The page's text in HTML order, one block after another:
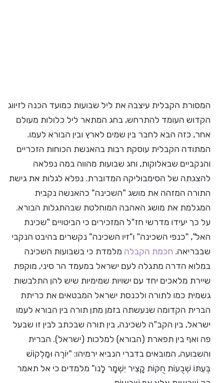
המסורת הקבלית עיצבה את ליל שבועות כמועד הכנה לזיווג
הקדוש העומד להתרחש, בחג המתאר ליל כלולות מעולם
אחר, כזה הבא לחבר בין שמים לארץ ובין הבורא לעמו.
המתודה הקבלית עוסקת רבות בהאנשת הכוחות הזכריים
והנקביים שבאלוקות, וחג שבועות מהווה במה נפלאה
להצגתה של הסימבוליקה המדוברת. נפלא לגלות את גישת
התורה המזהה את מושג "השכינה" כהאנשה נקבית
המגלמת את מושג האהבה המוחלטת שבהתגלות הבורא.
על כך יעידו מדרשי חז"ל המזכירים כי הביטויים "שכינת
האל", "כנפי השכינה" ו"זיו השכינה" נקשרים בהיבט הנקבי
שבבריאה. חכמת הקבלה מלמדת כי בשבועות השכינה
במלוא הדרה מתגלה לעם ישראל במעמד הר סיני, מוקפת
שיירת מלאכים יחד עם ישויות שמימיות שיש להן התלבשות
גשמית כמו לתורה ולכנסת ישראל המבטאים את כריתת
הברית הקדומה שנעשתה בזמן מתן תורה בין הבורא לעמו
ישראל, בין הקב"ה לשכינה, בין תורה שבכתב לבין זו שבעל
פה ואף בין תפארת (הבורא) למלכות (ישראל). הברית
והשבועה, המובאים בדברי הנביא ירמיהו: "יוֹרֶה וּמַלְקוֹשׁ
בְּעִתּוֹ שְׁבֻעוֹת חֻקּוֹת קָצִיר יִשְׁמָר לָנו" מלמדים כי אל תאמר